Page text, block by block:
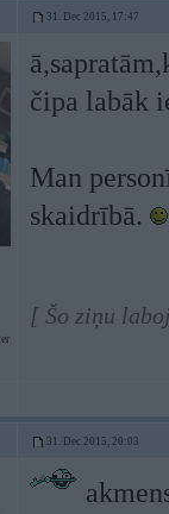
31. Dec 2015, 17:47
čipa labāk
Man
skaidrībā.
[ Šo ziņu
31. Dec 2015, 20:03